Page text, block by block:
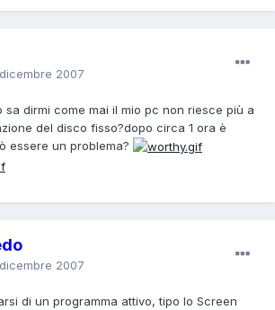
2007
dirmi come mai il mio pc non riesce più a
del disco fisso?dopo circa 1 ora è
essere un problema?
2007
di un programma attivo, tipo lo Screen